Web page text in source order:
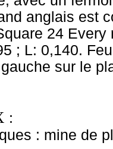
anglais est
24
; L: 0,140.
sur le
:
: mine de